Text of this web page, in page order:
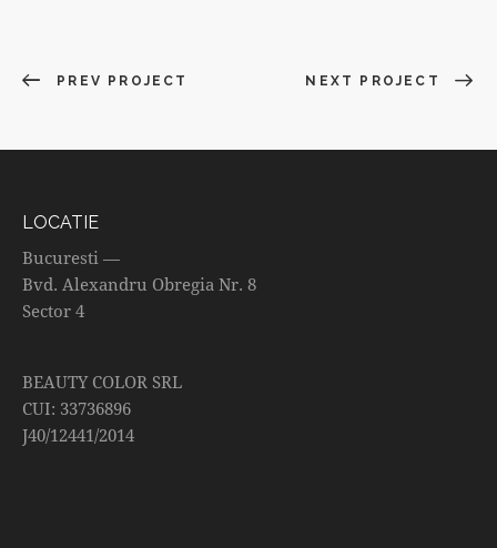
PREV PROJECT NEXT PROJECT
LOCATIE
Bucuresti —
Bvd. Alexandru Obregia Nr. 8
Sector 4
BEAUTY COLOR SRL
CUI: 33736896
J40/12441/2014